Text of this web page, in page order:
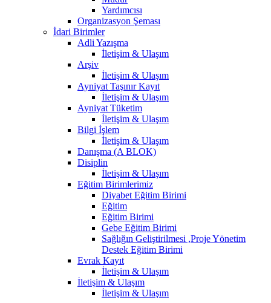
Yardımcısı
Organizasyon Şeması
İdari Birimler
Adli Yazışma
İletişim & Ulaşım
Arşiv
İletişim & Ulaşım
Ayniyat Taşınır Kayıt
İletişim & Ulaşım
Ayniyat Tüketim
İletişim & Ulaşım
Bilgi İşlem
İletişim & Ulaşım
Danışma (A BLOK)
Disiplin
İletişim & Ulaşım
Eğitim Birimlerimiz
Diyabet Eğitim Birimi
Eğitim
Eğitim Birimi
Gebe Eğitim Birimi
Sağlığın Geliştirilmesi ,Proje Yönetim
Destek Eğitim Birimi
Evrak Kayıt
İletişim & Ulaşım
İletişim & Ulaşım
İletişim & Ulaşım